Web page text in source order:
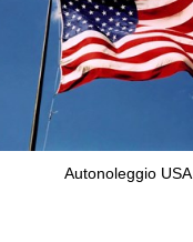
Autonoleggio USA